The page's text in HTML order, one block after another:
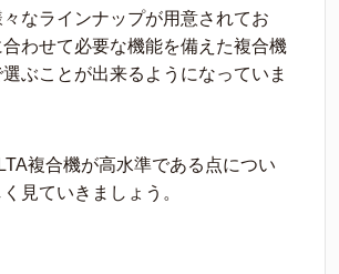
なラインナップが用意されてお
わせて必要な機能を備えた複合機
ぶことが出来るようになっていま
複合機が高水準である点につい
見ていきましょう。